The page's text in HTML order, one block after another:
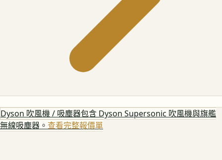
Dyson 吹風機 / 吸塵器包含 Dyson Supersonic 吹風機與旗艦
無線吸塵器。 查看完整報價單